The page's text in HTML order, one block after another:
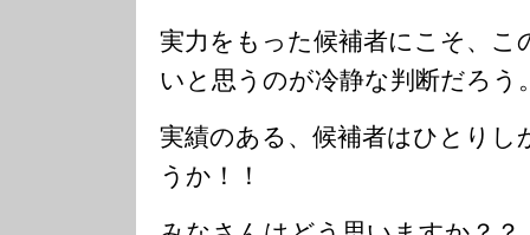
実力をもった候補者にこそ、こ
いと思うのが冷静な判断だろう
実績のある、候補者はひとり
うか！！